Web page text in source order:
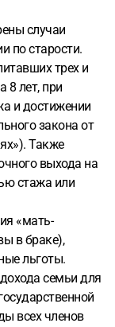
случаи
по старости.
трех и
8 лет, при
и достижении
закона от
Также
выхода на
стажа или
«мать-
в браке),
льготы.
семьи для
всех членов